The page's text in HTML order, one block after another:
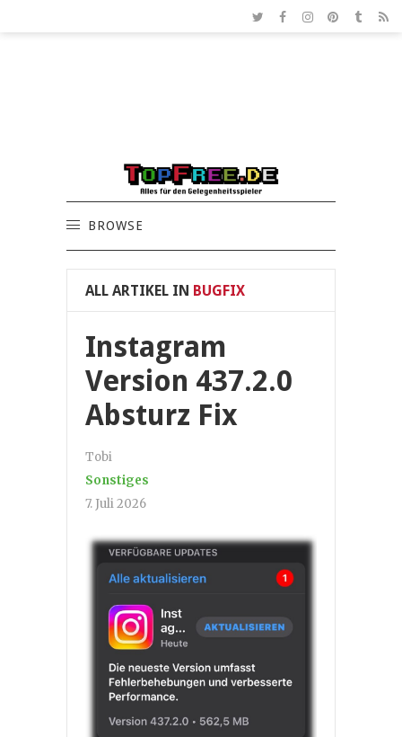
BROWSE
ALL ARTIKEL IN BUGFIX
Instagram
Version 437.2.0
Absturz Fix
Tobi
Sonstiges
7. Juli 2026